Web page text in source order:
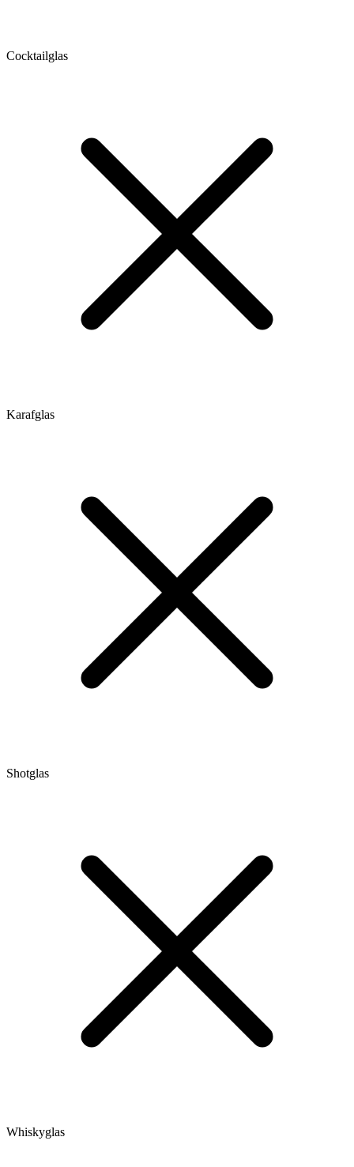
Cocktailglas
Karafglas
Shotglas
Whiskyglas